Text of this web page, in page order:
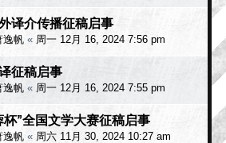
译介传播征稿启事
逸帆 « 周一 12月 16, 2024 7:56 pm
征稿启事
逸帆 « 周一 12月 16, 2024 7:55 pm
”全国文学大赛征稿启事
逸帆 « 周六 11月 30, 2024 10:27 am